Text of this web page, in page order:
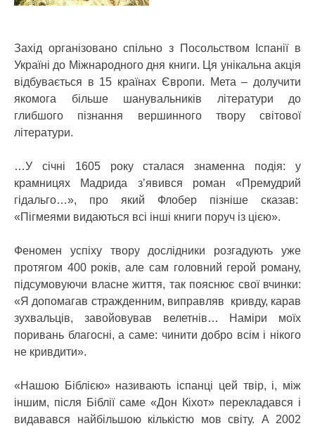
Захід організовано спільно з Посольством Іспанії в
Україні до Міжнародного дня книги. Ця унікальна акція
відбувається в 15 країнах Європи. Мета – долучити
якомога більше шанувальників літератури до
глибшого пізнання вершинного твору світової
літератури.
…У січні 1605 року сталася знаменна подія: у
крамницях Мадрида з’явився роман «Премудрий
гідальго…», про який Флобер пізніше сказав:
«Пігмеями видаються всі інші книги поруч із цією».
Феномен успіху твору дослідники розгадують уже
протягом 400 років, але сам головний герой роману,
підсумовуючи власне життя, так пояснює свої вчинки:
«Я допомагав стражденним, виправляв кривду, карав
зухвальців, завойовував велетнів… Наміри моїх
поривань благосні, а саме: чинити добро всім і нікого
не кривдити».
«Нашою Біблією» називають іспанці цей твір, і, між
іншим, після Біблії саме «Дон Кіхот» перекладався і
видавався найбільшою кількістю мов світу. А 2002